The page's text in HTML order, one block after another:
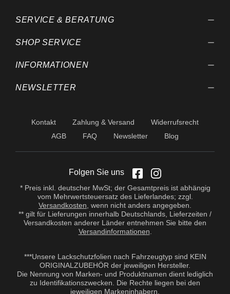
SERVICE & BERATUNG
SHOP SERVICE
INFORMATIONEN
NEWSLETTER
Kontakt Zahlung & Versand
Widerrufsrecht
AGB
FAQ Newsletter Blog
Folgen Sie uns
* Preis inkl. deutscher MwSt; der Gesamtpreis ist abhängig
vom Mehrwertsteuersatz des Lieferlandes; zzgl.
Versandkosten , wenn nicht anders angegeben.
** gilt für Lieferungen innerhalb Deutschlands, Lieferzeiten /
Versandkosten anderer Länder entnehmen Sie bitte den
Versandinformationen
***Unsere Lackschutzfolien nach Fahrzeugtyp sind KEIN
ORIGINALZUBEHÖR der jeweiligen Hersteller.
Die Nennung von Marken- und Produktnamen dient lediglich
zu Identifikationszwecken. Die Rechte liegen bei den
jeweiligen Markeninhabern.